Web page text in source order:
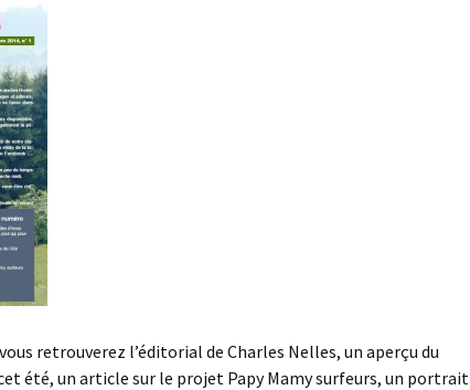
retrouverez l’éditorial de Charles Nelles, un aperçu du
été, un article sur le projet Papy Mamy surfeurs, un portrait